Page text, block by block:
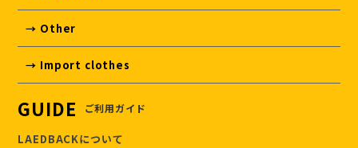
→ Other
→ Import clothes
GUIDE ご利用ガイド
LAEDBACKについて